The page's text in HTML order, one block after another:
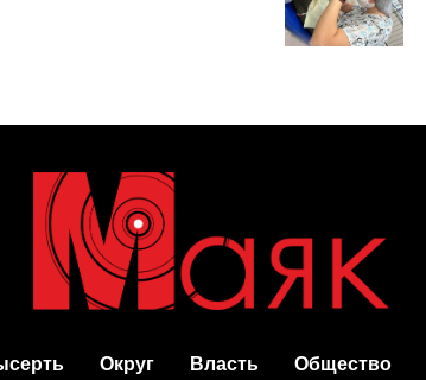
Округ Власть Общество